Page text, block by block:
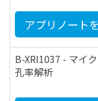
アプリノート
B-XRI1037 - マイ
孔率解析